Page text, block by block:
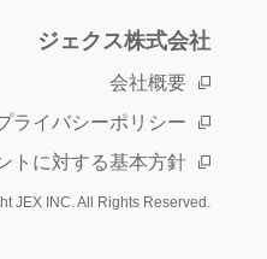
ジェクス株式会社
会社概要
ライバシーポリシー
トに対する基本方針
JEX INC. All Rights Reserved.